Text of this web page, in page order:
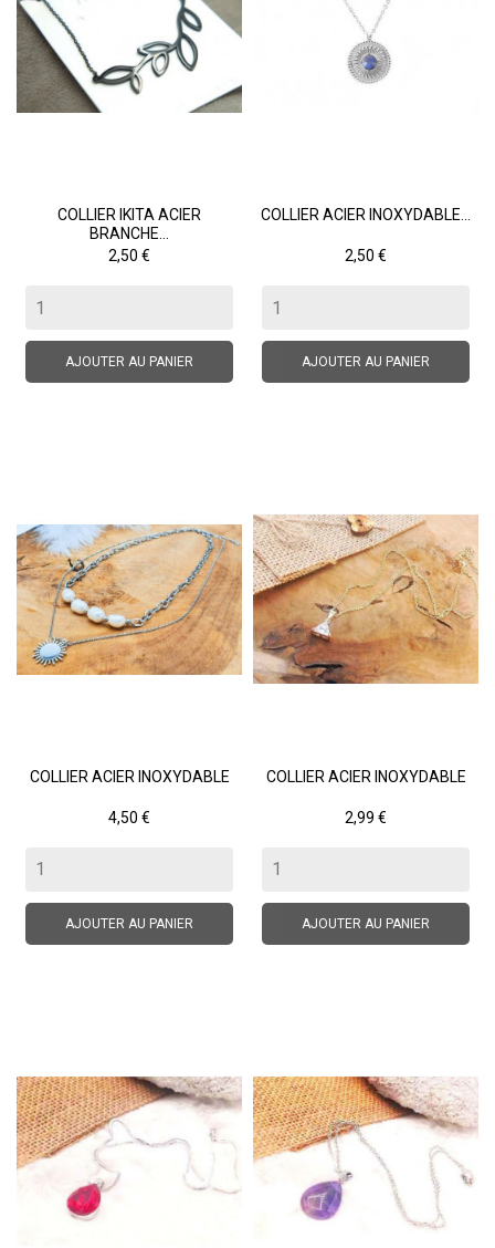
COLLIER IKITA ACIER
BRANCHE...
Prix
2,50 €
AJOUTER AU PANIER
COLLIER ACIER INOXYDABLE...
Prix
2,50 €
AJOUTER AU PANIER
COLLIER ACIER INOXYDABLE
Prix
4,50 €
AJOUTER AU PANIER
COLLIER ACIER INOXYDABLE
Prix
2,99 €
AJOUTER AU PANIER